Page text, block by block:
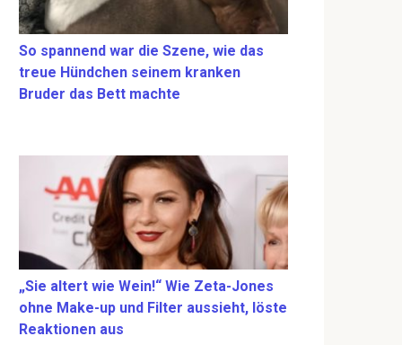
So spannend war die Szene, wie das
treue Hündchen seinem kranken
Bruder das Bett machte
„Sie altert wie Wein!“ Wie Zeta-Jones
ohne Make-up und Filter aussieht, löste
Reaktionen aus